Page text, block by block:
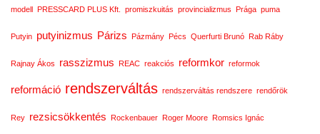
modell PRESSCARD PLUS Kft. promiszkuitás provincializmus Prága puma
Putyin putyinizmus Párizs Pázmány Pécs Querfurti Brunó Rab Ráby
Rajnay Ákos rasszizmus REAC reakciós reformkor reformok
reformáció rendszerváltás rendszerváltás rendszere rendőrök
Rey rezsicsökkentés Rockenbauer Roger Moore Romsics Ignác